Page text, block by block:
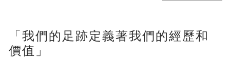
「我們的足跡定義著我們的經歷和
價值」